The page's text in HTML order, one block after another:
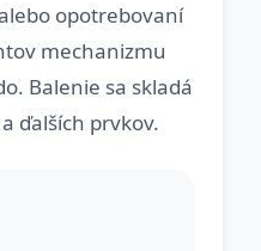
opotrebovaní
mechanizmu
Balenie sa skladá
ďalších prvkov.